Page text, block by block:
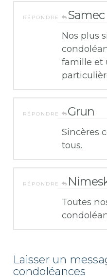
RÉPONDRE Samec
Nos plus
famille et
RÉPONDRE Grun
Sincères
tous.
RÉPONDRE
Toutes
Laisser un
condoléances